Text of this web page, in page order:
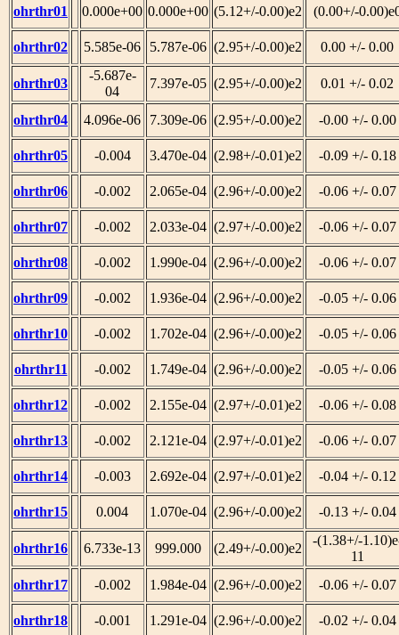
ohrthr01
0.000e+00 0.000e+00 (5.12+/-0.00)e2 (0.00+/-
ohrthr02 5.585e-06 5.787e-06 (2.95+/-0.00)e2 0.00 +/- 0.00
ohrthr03
-5.687e-
04
7.397e-05 (2.95+/-0.00)e2 0.01 +/- 0.02
ohrthr04 4.096e-06 7.309e-06 (2.95+/-0.00)e2 -0.00 +/- 0.00
ohrthr05 -0.004 3.470e-04 (2.98+/-0.01)e2 -0.09 +/- 0.18
ohrthr06 -0.002 2.065e-04 (2.96+/-0.00)e2 -0.06 +/- 0.07
ohrthr07 -0.002 2.033e-04 (2.97+/-0.00)e2 -0.06 +/- 0.07
ohrthr08 -0.002 1.990e-04 (2.96+/-0.00)e2 -0.06 +/- 0.07
ohrthr09 -0.002 1.936e-04 (2.96+/-0.00)e2 -0.05 +/- 0.06
ohrthr10 -0.002 1.702e-04 (2.96+/-0.00)e2 -0.05 +/- 0.06
ohrthr11 -0.002 1.749e-04 (2.96+/-0.00)e2 -0.05 +/- 0.06
ohrthr12 -0.002 2.155e-04 (2.97+/-0.01)e2 -0.06 +/- 0.08
ohrthr13 -0.002 2.121e-04 (2.97+/-0.01)e2 -0.06 +/- 0.07
ohrthr14 -0.003 2.692e-04 (2.97+/-0.01)e2 -0.04 +/- 0.12
ohrthr15 0.004 1.070e-04 (2.96+/-0.00)e2 -0.13 +/- 0.04
ohrthr16 6.733e-13 999.000 (2.49+/-0.00)e2
-(1.38+/-
11
ohrthr17
-0.002 1.984e-04 (2.96+/-0.00)e2 -0.06 +/- 0.07
ohrthr18 -0.001 1.291e-04 (2.96+/-0.00)e2 -0.02 +/- 0.04